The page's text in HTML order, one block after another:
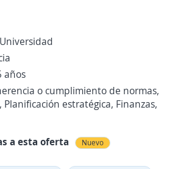
años
o cumplimiento de normas,
estratégica, Finanzas,
a esta oferta
Nuevo